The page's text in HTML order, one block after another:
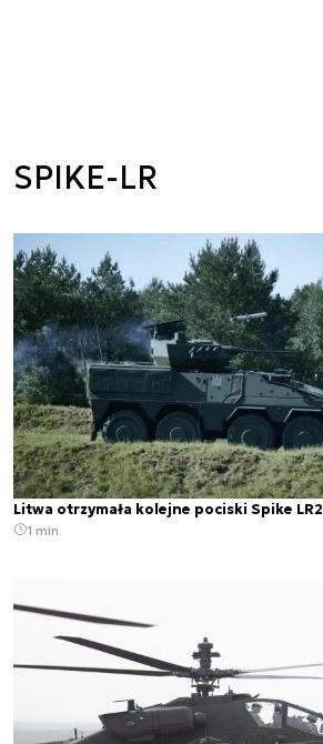
SPIKE-LR
Litwa otrzymała kolejne pociski Spike LR2
1 min.